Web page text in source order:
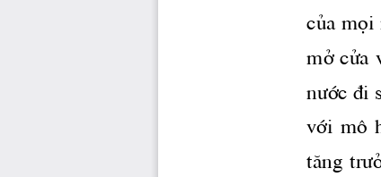
cña mäi
më cöa
n­íc ®i
víi  m«
t ̈ng